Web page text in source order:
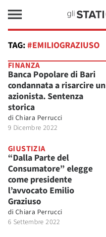
TAG:#EMILIOGRAZIUSO
FINANZA
Banca Popolare di Bari
condannata a risarcire un
azionista. Sentenza
storica
di Chiara Perrucci
9 Dicembre 2022
GIUSTIZIA
“Dalla Parte del
Consumatore” elegge
come presidente
l’avvocato Emilio
Graziuso
di Chiara Perrucci
6 Settembre 2022